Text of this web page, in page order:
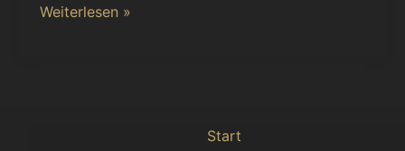
Weiterlesen »
Start